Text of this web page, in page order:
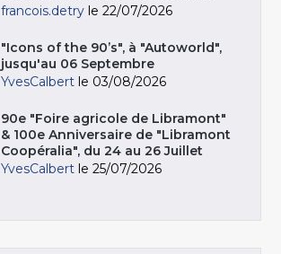
francois.detry le 22/07/2026
"Icons of the 90’s", à "Autoworld",
jusqu'au 06 Septembre
YvesCalbert le 03/08/2026
90e "Foire agricole de Libramont"
& 100e Anniversaire de "Libramont
Coopéralia", du 24 au 26 Juillet
YvesCalbert le 25/07/2026